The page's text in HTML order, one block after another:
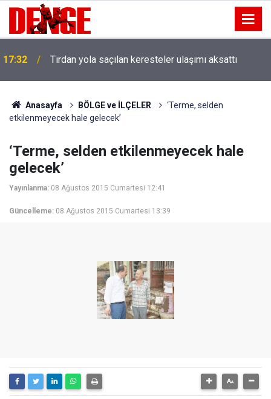
17:32 Tırdan yola saçılan keresteler ulaşımı aksattı
Anasayfa BÖLGE ve İLÇELER
‘Terme, selden
etkilenmeyecek hale gelecek’
‘Terme, selden etkilenmeyecek hale
gelecek’
Yayınlanma: 08 Ağustos 2015 Cumartesi 12:41
Güncelleme: 08 Ağustos 2015 Cumartesi 13:39